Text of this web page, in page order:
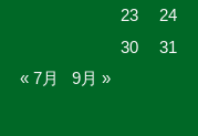
23
24
30
31
« 7月
9月 »